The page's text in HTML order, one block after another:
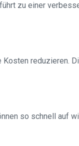
zu einer
reduzieren.
so schnell auf